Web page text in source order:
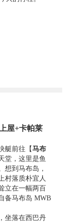
屋+卡帕莱
艇前往【马布
堂，这里是鱼
想到马布岛，
村落质朴宜人
立在一幅两百
备马布岛 MWB
坐落在西巴丹